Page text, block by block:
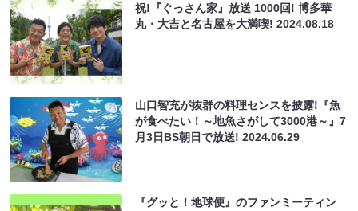
祝!『ぐっさん家』放送 1000回! 博多華
丸・大吉と名古屋を大満喫!2024.08.18
山口智充が抜群の料理センスを披露!『魚
が食べたい！～地魚さがして3000港～』7
月3日BS朝日で放送!2024.06.29
『グッと！地球便』のファンミーティン